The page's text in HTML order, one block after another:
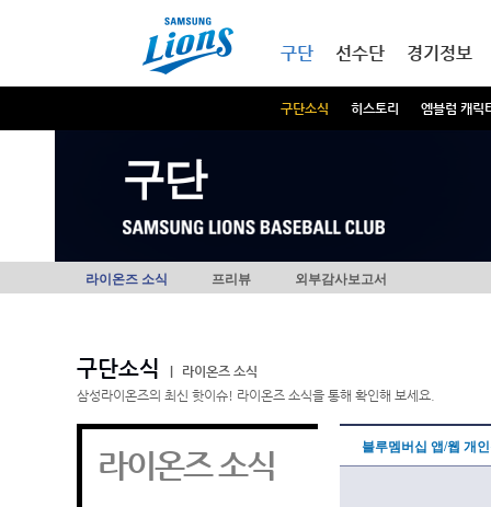
구단
구단소식 히스토리 엠블럼 캐릭
선수단 경기정보
구단
라이온즈 소식 프리뷰 외부감사보고서
구단소식
라이온즈 소식
삼성라이온즈의 최신 핫이슈! 라이온즈 소식을 통해 확인해 보세요.
라이온즈 소식 블루멤버십 앱/웹 개